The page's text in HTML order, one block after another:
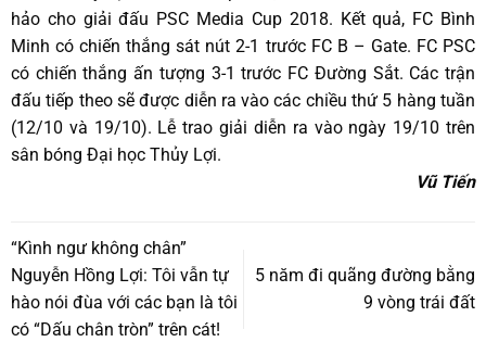
hảo cho giải đấu PSC Media Cup 2018. Kết quả, FC Bình
Minh có chiến thắng sát nút 2-1 trước FC B – Gate. FC PSC
có chiến thắng ấn tượng 3-1 trước FC Đường Sắt. Các trận
đấu tiếp theo sẽ được diễn ra vào các chiều thứ 5 hàng tuần
(12/10 và 19/10). Lễ trao giải diễn ra vào ngày 19/10 trên
sân bóng Đại học Thủy Lợi.
Vũ Tiến
“Kình ngư không chân”
Nguyễn Hồng Lợi: Tôi vẫn tự
hào nói đùa với các bạn là tôi
có “Dấu chân tròn” trên cát!
5 năm đi quãng đường bằng
9 vòng trái đất